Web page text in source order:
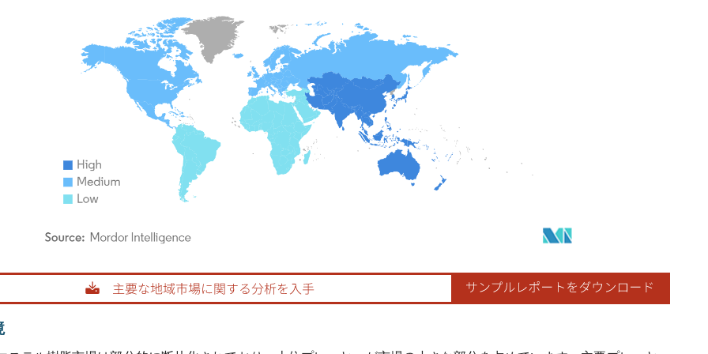
Intelligence。再利用にはCC BY 4.0の表示が必要です。